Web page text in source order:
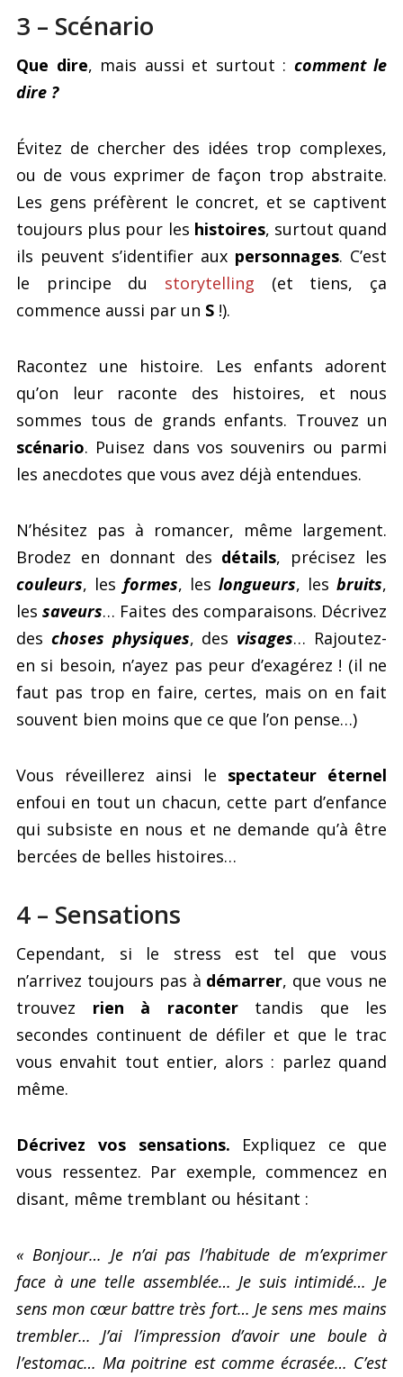
3 – Scénario
Que dire, mais aussi et surtout : comment le
dire ?
Évitez de chercher des idées trop complexes,
ou de vous exprimer de façon trop abstraite.
Les gens préfèrent le concret, et se captivent
toujours plus pour les histoires, surtout quand
ils peuvent s’identifier aux personnages. C’est
le principe du storytelling (et tiens, ça
commence aussi par un S !).
Racontez une histoire. Les enfants adorent
qu’on leur raconte des histoires, et nous
sommes tous de grands enfants. Trouvez un
scénario. Puisez dans vos souvenirs ou parmi
les anecdotes que vous avez déjà entendues.
N’hésitez pas à romancer, même largement.
Brodez en donnant des détails, précisez les
couleurs, les formes, les longueurs, les bruits,
lessaveurs… Faites des comparaisons. Décrivez
des choses physiques, des visages… Rajoutez-
en si besoin, n’ayez pas peur d’exagérez ! (il ne
faut pas trop en faire, certes, mais on en fait
souvent bien moins que ce que l’on pense…)
Vous réveillerez ainsi le spectateur éternel
enfoui en tout un chacun, cette part d’enfance
qui subsiste en nous et ne demande qu’à être
bercées de belles histoires…
4 – Sensations
Cependant, si le stress est tel que vous
n’arrivez toujours pas à démarrer, que vous ne
trouvez rien à racontertandis que les
secondes continuent de défiler et que le trac
vous envahit tout entier, alors : parlez quand
même.
Décrivez vos sensations. Expliquez ce que
vous ressentez. Par exemple, commencez en
disant, même tremblant ou hésitant :
« Bonjour… Je n’ai pas l’habitude de m’exprimer
face à une telle assemblée… Je suis intimidé… Je
sens mon cœur battre très fort… Je sens mes mains
trembler… J’ai l’impression d’avoir une boule à
l’estomac… Ma poitrine est comme écrasée… C’est